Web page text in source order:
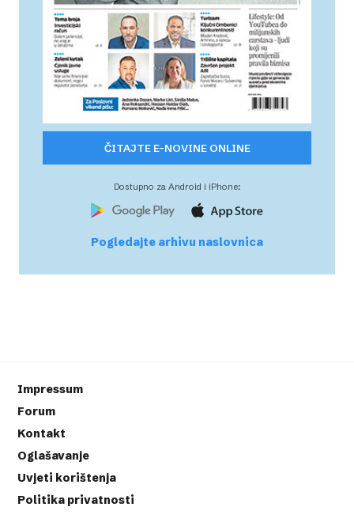
ČITAJTE E-NOVINE ONLINE
Dostupno za Android i iPhone:
Pogledajte arhivu naslovnica
Impressum
Forum
Kontakt
Oglašavanje
Uvjeti korištenja
Politika privatnosti